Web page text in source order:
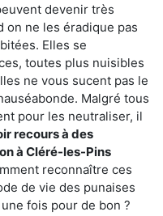
devenir très
on ne les éradique pas
Elles se
toutes plus nuisibles
ne vous sucent pas le
Malgré tous
pour les neutraliser, il
recours à des
à Cléré-les-Pins
reconnaître ces
de vie des punaises
fois pour de bon ?